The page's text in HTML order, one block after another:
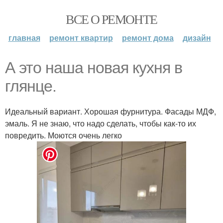
ВСЕ О РЕМОНТЕ
главная ремонт квартир ремонт дома дизайн
А это наша новая кухня в
глянце.
Идеальный вариант. Хорошая фурнитура. Фасады МДФ,
эмаль. Я не знаю, что надо сделать, чтобы как-то их
повредить. Моются очень легко